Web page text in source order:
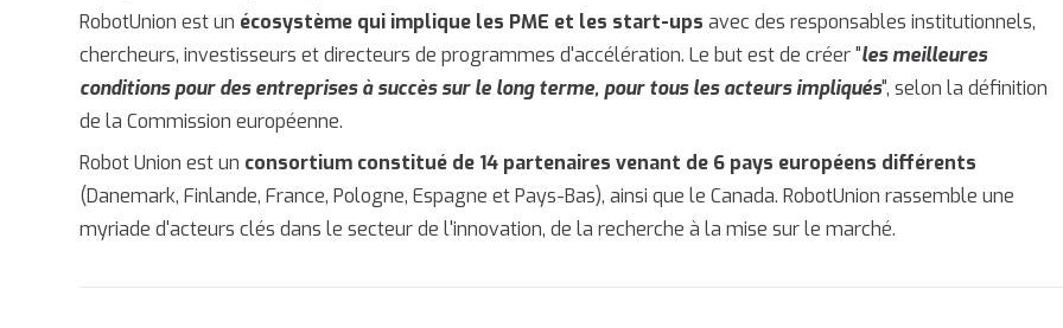
RobotUnion est un écosystème qui implique les PME et les start-ups avec des responsables institutionnels,
chercheurs, investisseurs et directeurs de programmes d'accélération. Le but est de créer "les meilleures
conditions pour des entreprises à succès sur le long terme, pour tous les acteurs impliqués", selon la définition
de la Commission européenne.
Robot Union est un consortium constitué de 14 partenaires venant de 6 pays européens différents
(Danemark, Finlande, France, Pologne, Espagne et Pays-Bas), ainsi que le Canada. RobotUnion rassemble une
myriade d'acteurs clés dans le secteur de l'innovation, de la recherche à la mise sur le marché.